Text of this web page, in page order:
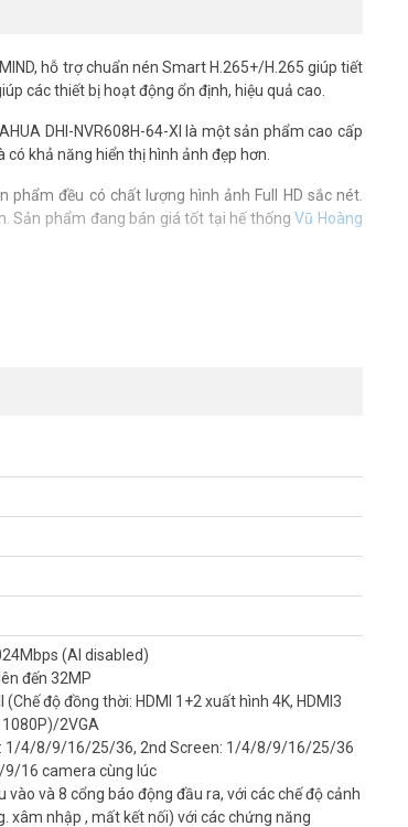
hỗ trợ chuẩn nén Smart H.265+/H.265 giúp tiết
các thiết bị hoạt động ổn định, hiệu quả cao.
DHI-NVR608H-64-XI là một sản phẩm cao cấp
khả năng hiển thị hình ảnh đẹp hơn.
đều có chất lượng hình ảnh Full HD sắc nét.
Sản phẩm đang bán giá tốt tại hế thốngVũ Hoàng
8K, HDMI4 xuất hình 1080P)/2VGA
theo sự kiện (chuyển động. xâm nhập , mất kết nối)
& Log
1 cổng audio vào 2 cổng ra, hỗ trợ đàm thoại 2
tính khuôn mặt)
NVR) hoặc 4 kênh Phát hiện bằng đầu ghi + nhận
camera)
Object Monitoring, Vehicle Density….
(AI disabled)
đến 32MP
độ đồng thời: HDMI 1+2 xuất hình 4K, HDMI3
2VGA
1/4/8/9/16/25/36, 2nd Screen: 1/4/8/9/16/25/36
16 camera cùng lúc
vào và 8 cổng báo động đầu ra, với các chế độ cảnh
xâm nhập , mất kết nối) với các chứng năng